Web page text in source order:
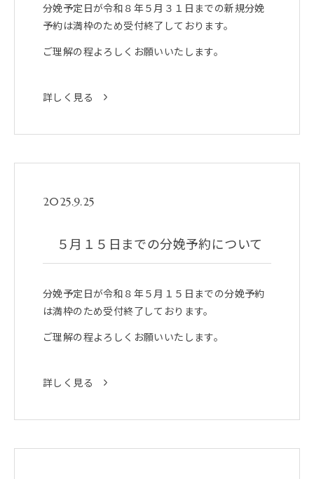
分娩予定日が令和８年５月３１日までの新規分娩
予約は満枠のため受付終了しております。
ご理解の程よろしくお願いいたします。
詳しく見る
2025.9.25
５月１５日までの分娩予約について
分娩予定日が令和８年５月１５日までの分娩予約
は満枠のため受付終了しております。
ご理解の程よろしくお願いいたします。
詳しく見る